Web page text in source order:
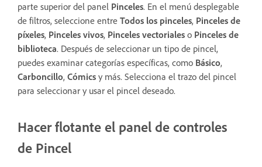
parte superior del panel Pinceles. En el menú desplegable
de filtros, seleccione entre Todos los pinceles, Pinceles de
píxeles, Pinceles vivos, Pinceles vectoriales o Pinceles de
biblioteca. Después de seleccionar un tipo de pincel,
puedes examinar categorías específicas, como Básico,
Carboncillo, Cómics y más. Selecciona el trazo del pincel
para seleccionar y usar el pincel deseado.
Hacer flotante el panel de controles
de Pincel